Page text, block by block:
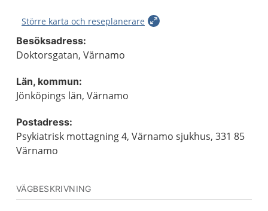
Större karta och reseplanerare
Besöksadress:
Doktorsgatan, Värnamo
Län, kommun:
Jönköpings län, Värnamo
Postadress:
Psykiatrisk mottagning 4, Värnamo sjukhus, 331 85
Värnamo
VÄGBESKRIVNING